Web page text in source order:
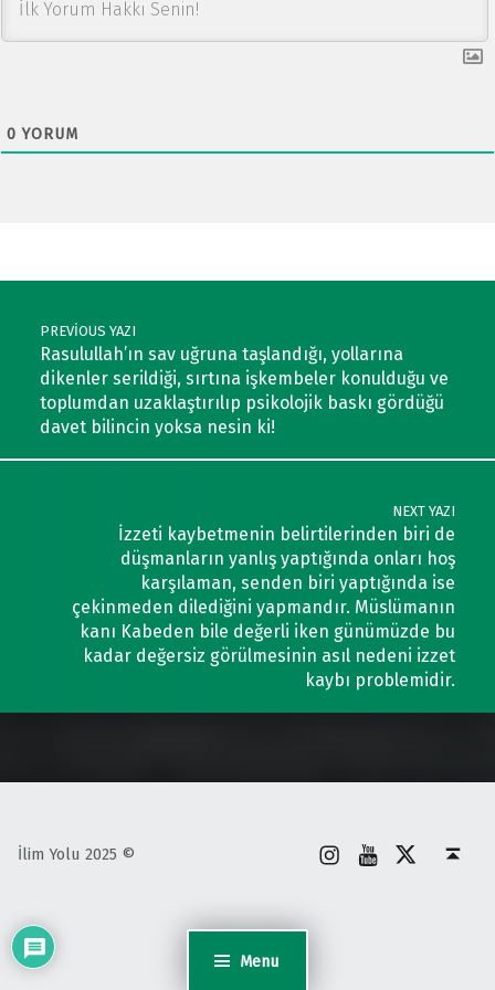
Menu
0 YORUM
Post navigation
PREVIOUS YAZI
Rasulullah’ın sav uğruna taşlandığı, yollarına
dikenler serildiği, sırtına işkembeler konulduğu ve
toplumdan uzaklaştırılıp psikolojik baskı gördüğü
davet bilincin yoksa nesin ki!
NEXT YAZI
İzzeti kaybetmenin belirtilerinden biri de
düşmanların yanlış yaptığında onları hoş
karşılaman, senden biri yaptığında ise
çekinmeden dilediğini yapmandır. Müslümanın
kanı Kabeden bile değerli iken günümüzde bu
kadar değersiz görülmesinin asıl nedeni izzet
kaybı problemidir.
İlim Yolu 2025 ©